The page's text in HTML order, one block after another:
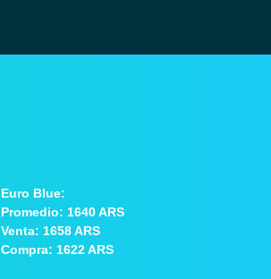
Euro Blue:
Promedio: 1640 ARS
Venta: 1658 ARS
Compra: 1622 ARS